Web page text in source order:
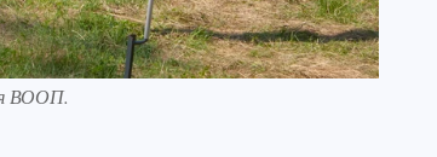
ВООП.